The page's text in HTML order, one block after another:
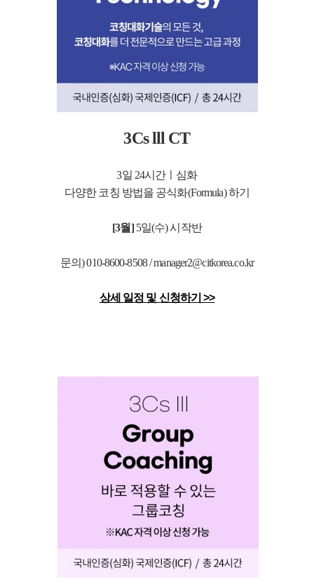
3Cs lll CT
3일 24시간ㅣ심화
다양한 코칭 방법을 공식화(Formula) 하기
[3월]5일(수) 시작반
문의) 010-8600-8508 / manager2@citkorea.co.kr
상세 일정 및 신청하기 >>